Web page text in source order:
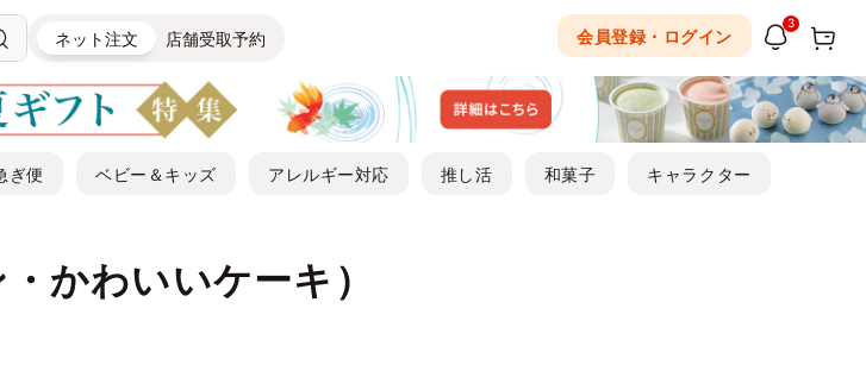
ネット注文 店舗受取予約 会員登録・ログイン
3
ぎ便 ベビー＆キッズ アレルギー対応 推し活 和菓子 キャラクター
かわいいケーキ）